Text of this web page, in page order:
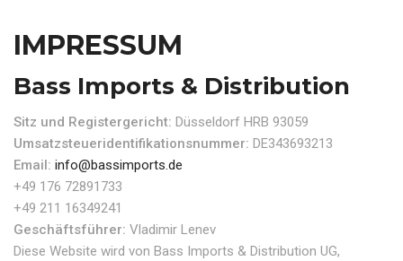
IMPRESSUM
Bass Imports & Distribution
Sitz und Registergericht: Düsseldorf HRB 93059
Umsatzsteueridentifikationsnummer: DE343693213
Email: info@bassimports.de
+49 176 72891733
+49 211 16349241
Geschäftsführer: Vladimir Lenev
Diese Website wird von Bass Imports & Distribution UG,